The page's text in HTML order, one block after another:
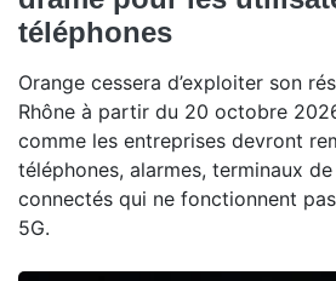
téléphones
Orange cessera d’exploiter son
Rhône à partir du 20 octobre
comme les entreprises devront
téléphones, alarmes, terminaux
connectés qui ne fonctionnent
5G.